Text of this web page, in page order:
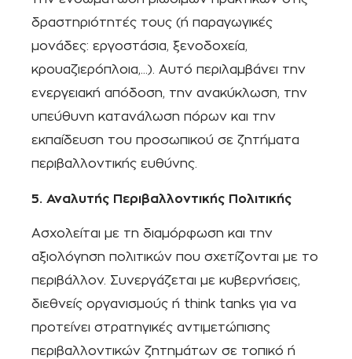
δραστηριότητές τους (ή παραγωγικές
μονάδες: εργοστάσια, ξενοδοχεία,
κρουαζιερόπλοια,…). Αυτό περιλαμβάνει την
ενεργειακή απόδοση, την ανακύκλωση, την
υπεύθυνη κατανάλωση πόρων και την
εκπαίδευση του προσωπικού σε ζητήματα
περιβαλλοντικής ευθύνης.
5. Αναλυτής Περιβαλλοντικής Πολιτικής
Ασχολείται με τη διαμόρφωση και την
αξιολόγηση πολιτικών που σχετίζονται με το
περιβάλλον. Συνεργάζεται με κυβερνήσεις,
διεθνείς οργανισμούς ή think tanks για να
προτείνει στρατηγικές αντιμετώπισης
περιβαλλοντικών ζητημάτων σε τοπικό ή